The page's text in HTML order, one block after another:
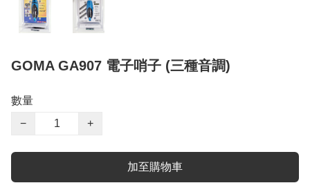
GOMA GA907 電子哨子 (三種音調)
數量
−
+
加至購物車